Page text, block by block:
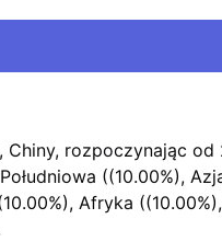
Chiny, rozpoczynając
((10.00%),
Afryka